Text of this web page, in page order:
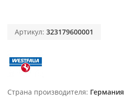
Артикул: 323179600001
Страна производителя Германия